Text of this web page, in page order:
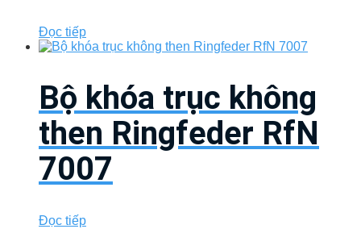
Đọc tiếp
Bộ khóa trục không
then Ringfeder RfN
7007
Đọc tiếp